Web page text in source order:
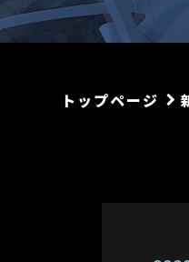
トップページ keyboard_arrow_right